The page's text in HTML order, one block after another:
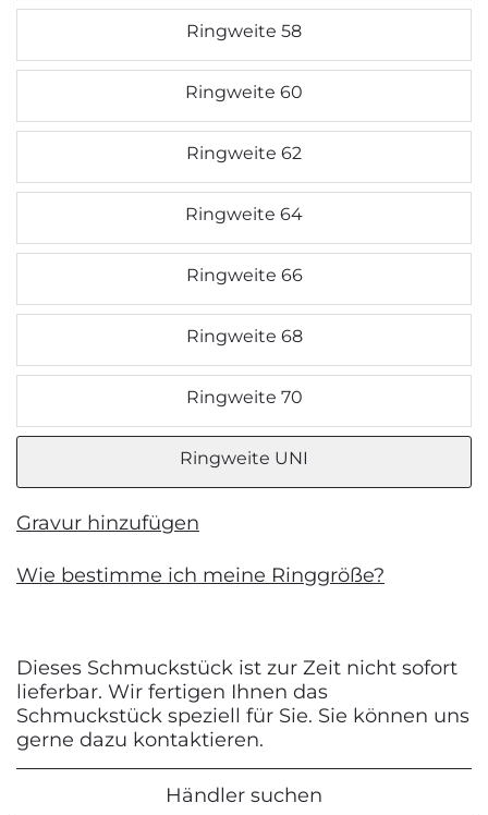
Ringweite 58
Ringweite 60
Ringweite 62
Ringweite 64
Ringweite 66
Ringweite 68
Ringweite 70
Ringweite UNI
Gravur hinzufügen
Wie bestimme ich meine Ringgröße?
Dieses Schmuckstück ist zur Zeit nicht sofort
lieferbar. Wir fertigen Ihnen das
Schmuckstück speziell für Sie. Sie können uns
gerne dazu kontaktieren.
Händler suchen